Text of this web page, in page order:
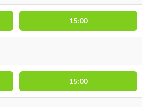
15:00
15:00